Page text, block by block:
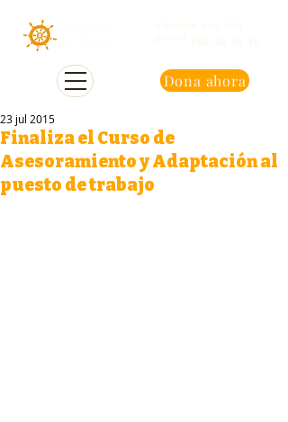
Dona ahora
Finaliza el Curso de
Asesoramiento y Adaptación al
puesto de trabajo
23 jul 2015